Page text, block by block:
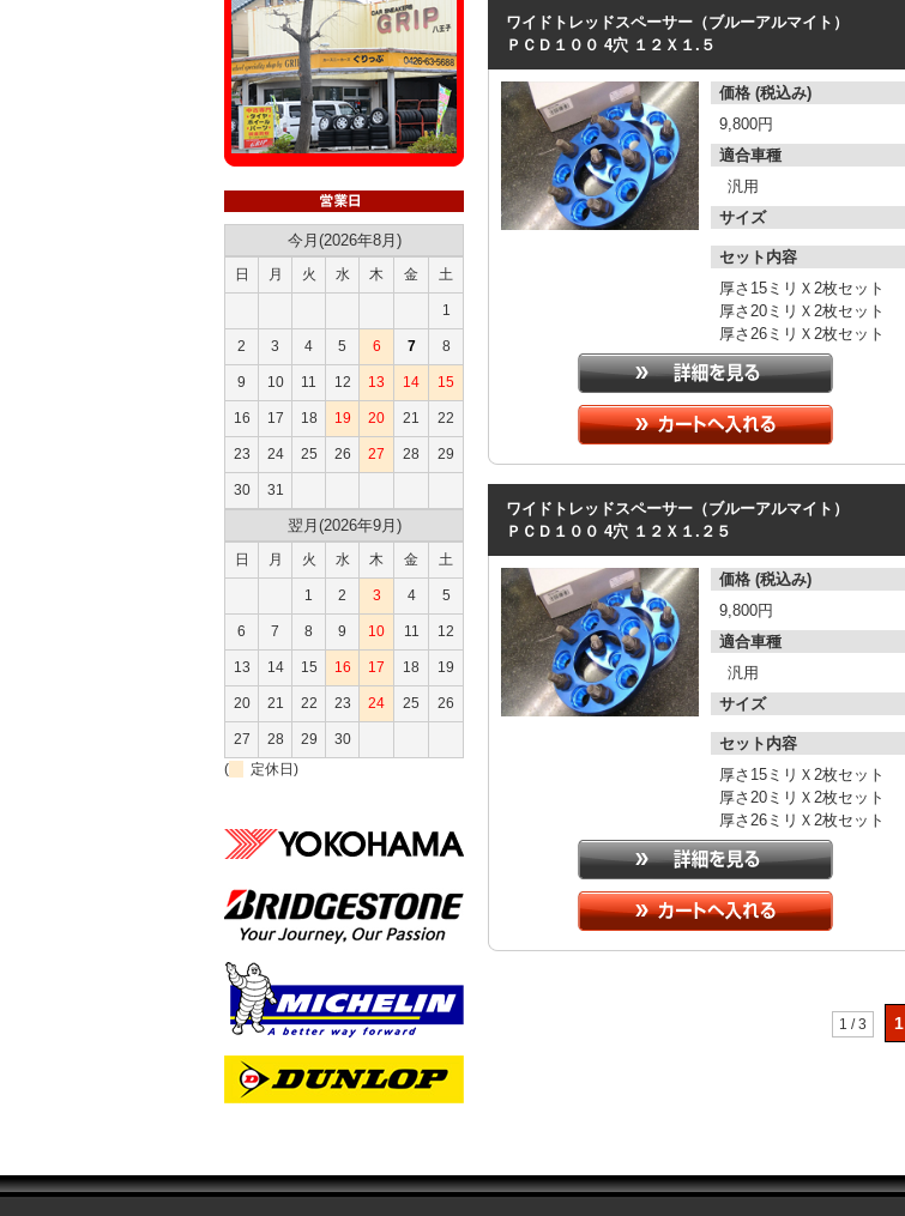
ワイドトレッドスペーサー（ブルーアルマイト）
ＰＣＤ１００ 4穴 １２Ｘ１.５
価格 (税込み)
9,800円
適合車種
汎用
サイズ
セット内容
厚さ15ミリＸ2枚セット
厚さ20ミリＸ2枚セット
厚さ26ミリＸ2枚セット
ワイドトレッドスペーサー（ブルーアルマイト）
ＰＣＤ１００ 4穴 １２Ｘ１.２５
価格 (税込み)
9,800円
適合車種
汎用
サイズ
セット内容
厚さ15ミリＸ2枚セット
厚さ20ミリＸ2枚セット
厚さ26ミリＸ2枚セット
1 / 3 1
今月(2026年8月)
日 月 火 水 木 金 土
1
2 3 4 5 6 7 8
9 10 11 12 13 14 15
16 17 18 19 20 21 22
23 24 25 26 27 28 29
30 31
翌月(2026年9月)
日 月 火 水 木 金 土
1 2 3 4 5
6 7 8 9 10 11 12
13 14 15 16 17 18 19
20 21 22 23 24 25 26
27 28 29
30
(
定休日)